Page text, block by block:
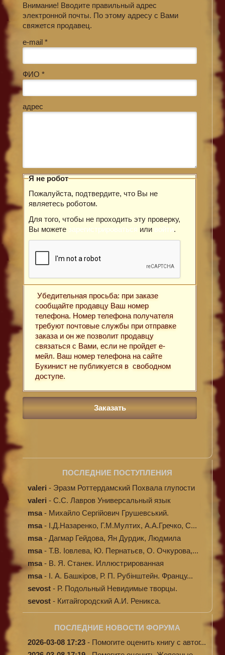
Внимание! Вводите правильный адрес
электронной почты. По этому адресу с Вами
свяжется продавец.
e-mail *
ФИО *
адрес
Я не робот
Пожалуйста, подтвердите, что Вы не
являетесь роботом.
Для того, чтобы не проходить эту проверку,
Вы можете зарегистрироваться или войти.
Убедительная просьба: при заказе
сообщайте продавцу Ваш номер
телефона. Номер телефона получателя
требуют почтовые службы при отправке
заказа и он же позволит продавцу
связаться с Вами, если не пройдет е-
мейл. Ваш номер телефона на сайте
Букинист не публикуется в свободном
доступе.
ПОСЛЕДНИЕ ПОСТУПЛЕНИЯ
valeri - Эразм Роттердамский Похвала глупости
valeri - C.С. Лавров Универсальный язык
программи...
msa - Михайло Сергійович Грушевський.
Ілюстров...
msa - І.Д.Назаренко, Г.М.Мултих, А.А.Гречко, С...
msa - Дагмар Гейдова, Ян Дурдик, Людмила
Кибал...
msa - Т.В. Іовлева, Ю. Пернатьєв, О. Очкурова,...
msa - В. Я. Станек. Иллюстрированная
энциклопе...
msa - І. А. Башкіров, Р. П. Рубінштейн. Францу...
sevost - Р. Подольный Невидимые творцы.
sevost - Китайгородский А.И. Реникса.
ПОСЛЕДНИЕ НОВОСТИ ФОРУМА
2026-03-08 17:23 - Помогите оценить книгу с автог...